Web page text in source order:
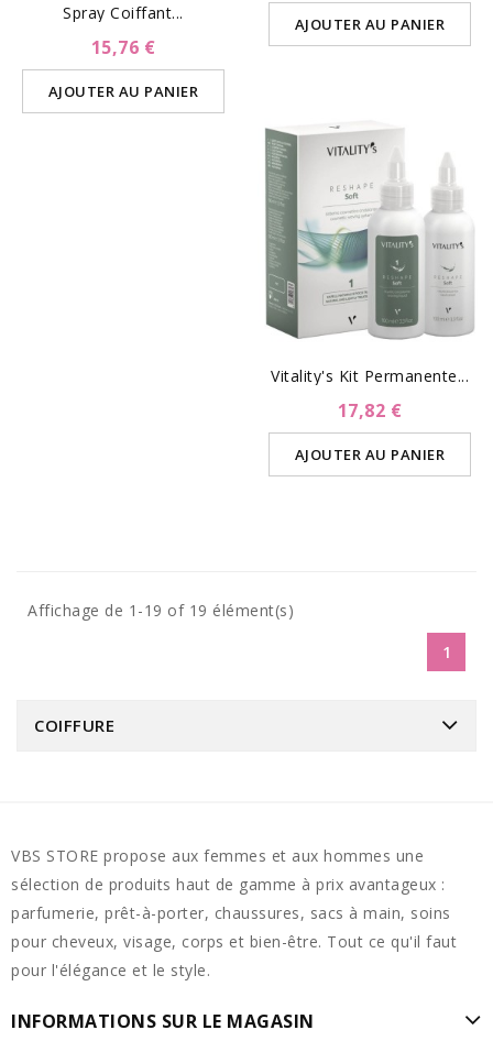
Spray Coiffant...
15,76 €
AJOUTER AU PANIER
AJOUTER AU PANIER
Vitality's Kit Permanente...
17,82 €
AJOUTER AU PANIER
Affichage de 1-19 of 19 élément(s)
1
COIFFURE
VBS STORE propose aux femmes et aux hommes une
sélection de produits haut de gamme à prix avantageux :
parfumerie, prêt-à-porter, chaussures, sacs à main, soins
pour cheveux, visage, corps et bien-être. Tout ce qu'il faut
pour l'élégance et le style.
INFORMATIONS SUR LE MAGASIN